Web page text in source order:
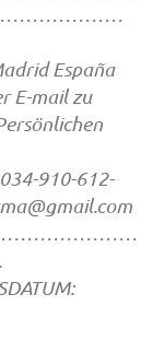
España
E-mail zu
910-612-